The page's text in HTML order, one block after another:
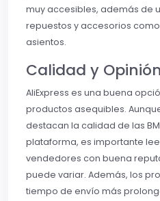
muy accesibles, además de
repuestos y accesorios
asientos.
Calidad y
AliExpress es una buena
productos asequibles.
destacan la calidad de las
plataforma, es importante
vendedores con buena
puede variar. Además, los
tiempo de envío más